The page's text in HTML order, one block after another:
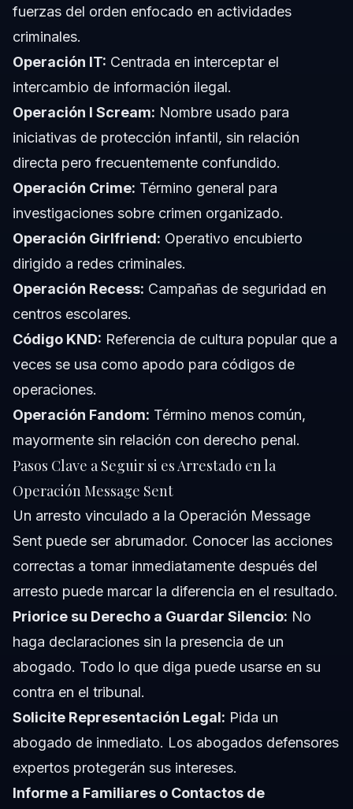
fuerzas del orden enfocado en actividades
criminales.
Operación IT: Centrada en interceptar el
intercambio de información ilegal.
Operación I Scream: Nombre usado para
iniciativas de protección infantil, sin relación
directa pero frecuentemente confundido.
Operación Crime: Término general para
investigaciones sobre crimen organizado.
Operación Girlfriend: Operativo encubierto
dirigido a redes criminales.
Operación Recess: Campañas de seguridad en
centros escolares.
Código KND: Referencia de cultura popular que a
veces se usa como apodo para códigos de
operaciones.
Operación Fandom: Término menos común,
mayormente sin relación con derecho penal.
Pasos Clave a Seguir si es Arrestado en la
Operación Message Sent
Un arresto vinculado a la Operación Message
Sent puede ser abrumador. Conocer las acciones
correctas a tomar inmediatamente después del
arresto puede marcar la diferencia en el resultado.
Priorice su Derecho a Guardar Silencio: No
haga declaraciones sin la presencia de un
abogado. Todo lo que diga puede usarse en su
contra en el tribunal.
Solicite Representación Legal: Pida un
abogado de inmediato. Los abogados defensores
expertos protegerán sus intereses.
Informe a Familiares o Contactos de